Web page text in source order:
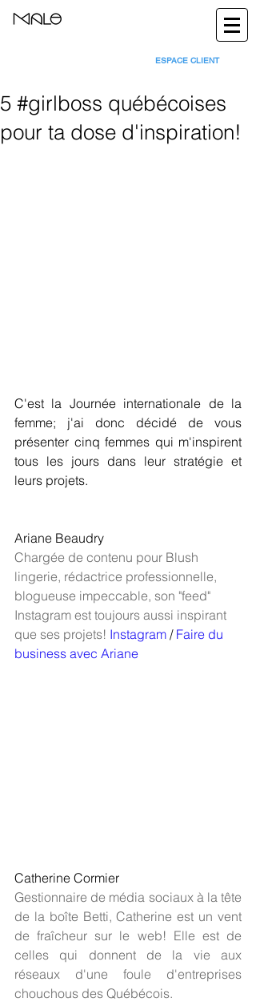
ESPACE CLIENT
5 #girlboss québécoises
pour ta dose d'inspiration!
C'est la Journée internationale de la
femme; j'ai donc décidé de vous
présenter cinq femmes qui m'inspirent
tous les jours dans leur stratégie et
leurs projets.
Ariane Beaudry
Chargée de contenu pour Blush
lingerie, rédactrice professionnelle,
blogueuse impeccable, son "feed"
Instagram est toujours aussi inspirant
que ses projets! Instagram / Faire du
business avec Ariane
Catherine Cormier
Gestionnaire de média sociaux à la tête
de la boîte Betti, Catherine est un vent
de fraîcheur sur le web! Elle est de
celles qui donnent de la vie aux
réseaux d'une foule d'entreprises
chouchous des Québécois.